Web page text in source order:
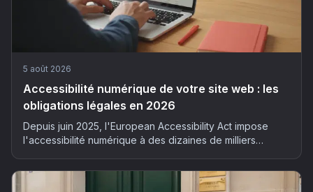
5 août 2026
Accessibilité numérique de votre site web : les
obligations légales en 2026
Depuis juin 2025, l'European Accessibility Act impose
l'accessibilité numérique à des dizaines de milliers
et comment mettre son site en conformité : le guide